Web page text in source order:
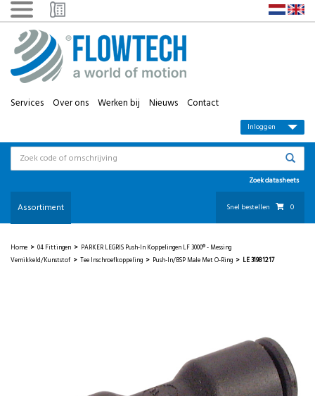
Services Over ons Werken bij Nieuws Contact
Inloggen
Assortiment
Zoek datasheets
Snel bestellen 0
Home > 04 Fittingen > PARKER LEGRIS Push-In Koppelingen LF 3000® - Messing
Vernikkeld/kunststof > Tee Inschroefkoppeling > Push-In/BSP Male Met O-Ring > LE 3198 12 17